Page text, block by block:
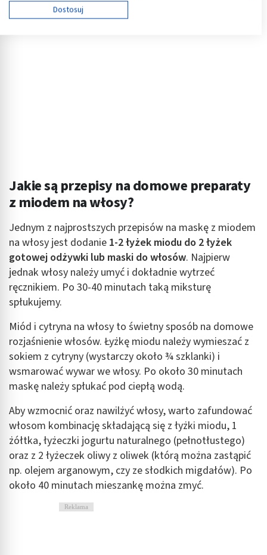
Jakie są przepisy na domowe preparaty
z miodem na włosy?
Jednym z najprostszych przepisów na maskę z miodem
na włosy jest dodanie 1-2 łyżek miodu do 2 łyżek
gotowej odżywki lub maski do włosów. Najpierw
jednak włosy należy umyć i dokładnie wytrzeć
ręcznikiem. Po 30-40 minutach taką miksturę
spłukujemy.
Miód i cytryna na włosy to świetny sposób na domowe
rozjaśnienie włosów. Łyżkę miodu należy wymieszać z
sokiem z cytryny (wystarczy około ¾ szklanki) i
wsmarować wywar we włosy. Po około 30 minutach
maskę należy spłukać pod ciepłą wodą.
Aby wzmocnić oraz nawilżyć włosy, warto zafundować
włosom kombinację składającą się z łyżki miodu, 1
żółtka, łyżeczki jogurtu naturalnego (pełnotłustego)
oraz z 2 łyżeczek oliwy z oliwek (którą można zastąpić
np. olejem arganowym, czy ze słodkich migdałów). Po
około 40 minutach mieszankę można zmyć.
Reklama
Używamy Twoich danych w następujących celach:
Cele przetwarzania IAB:
Wykorzystywanie profili w celu doboru
spersonalizowanych treści
Pomiar efektywności reklam
Pomiar efektywności treści
Rozumienie odbiorców dzięki statystyce lub
kombinacji danych z różnych źródeł
Wykorzystywanie ograniczonych danych do
wyboru treści
Funkcje specjalne IAB:
Użycie dokładnych danych geolokalizacyjnych
Identyfikowanie urządzeń na podstawie
aktywnie żądanych informacji
Cele przetwarzania inne niż IAB:
Niezbędne
Wydajność (Performance)
Reklama / śledzenie
Dostosuj